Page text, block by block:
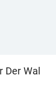
Der Wal